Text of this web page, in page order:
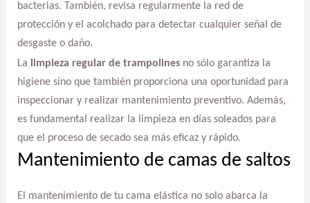
bacterias. También, revisa regularmente la red de
protección y el acolchado para detectar cualquier señal de
desgaste o daño.
La limpieza regular de trampolinesno sólo garantiza la
higiene sino que también proporciona una oportunidad para
inspeccionar y realizar mantenimiento preventivo. Además,
es fundamental realizar la limpieza en días soleados para
que el proceso de secado sea más eficaz y rápido.
Mantenimiento de camas de saltos
El mantenimiento de tu cama elástica no solo abarca la